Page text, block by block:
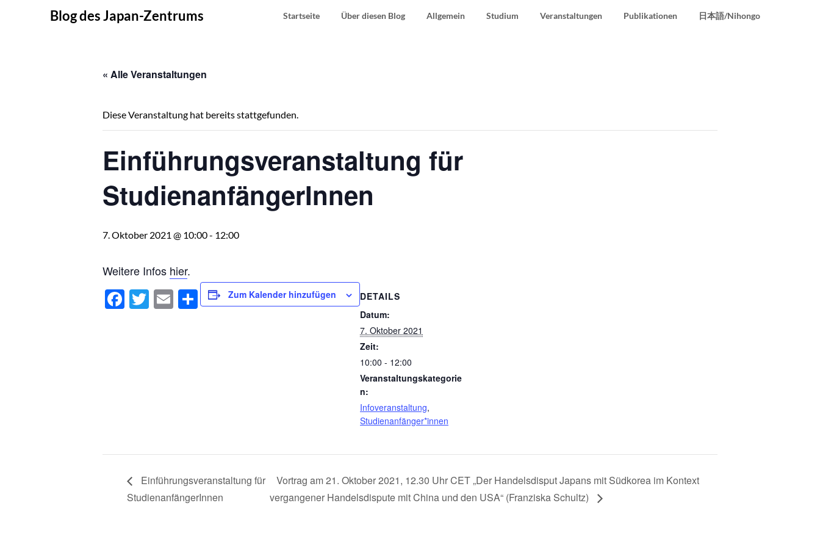
Blog des Japan-Zentrums Startseite Über diesen Blog Allgemein Studium Veranstaltungen Publikationen 日本語/Nihongo
« Alle Veranstaltungen
Diese Veranstaltung hat bereits stattgefunden.
Einführungsveranstaltung für
StudienanfängerInnen
7. Oktober 2021 @ 10:00- 12:00
Weitere Infos hier.
Facebook
Twitter
EmailTeilenZum Kalender hinzufügen
DETAILS
Datum:
7. Oktober 2021
Zeit:
10:00 - 12:00
Veranstaltungskategorie
n:
Infoveranstaltung,
Studienanfänger*innen
Einführungsveranstaltung für
StudienanfängerInnen
Vortrag am 21. Oktober 2021, 12.30 Uhr CET „Der Handelsdisput Japans mit Südkorea im Kontext
vergangener Handelsdispute mit China und den USA“ (Franziska Schultz)